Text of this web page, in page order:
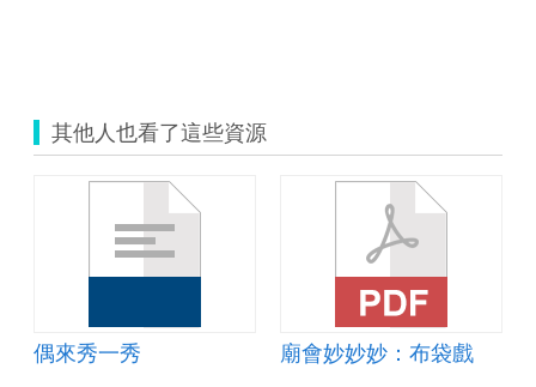
其他人也看了這些資源
偶來秀一秀 廟會妙妙妙：布袋戲